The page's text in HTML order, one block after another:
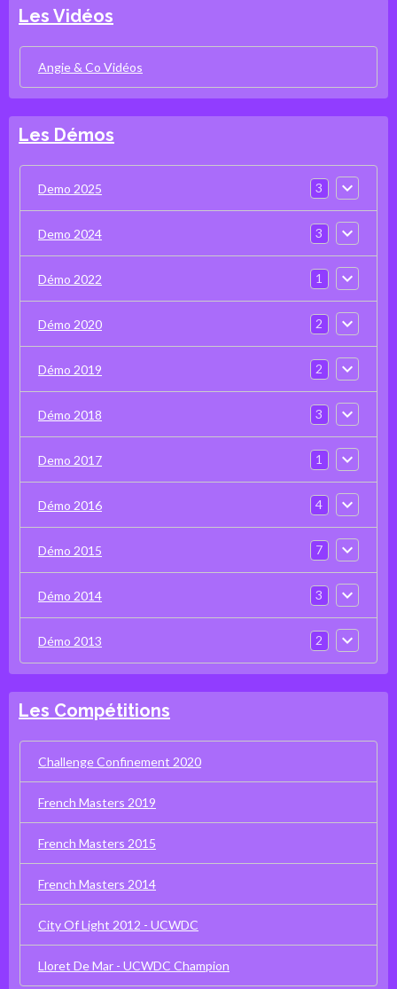
Les Vidéos
Angie & Co Vidéos
Les Démos
Demo 2025 3
Demo 2024 3
Démo 2022 1
Démo 2020 2
Démo 2019 2
Démo 2018 3
Demo 2017 1
Démo 2016 4
Démo 2015 7
Démo 2014 3
Démo 2013 2
Les Compétitions
Challenge Confinement 2020
French Masters 2019
French Masters 2015
French Masters 2014
City Of Light 2012 - UCWDC
Lloret De Mar - UCWDC Champion